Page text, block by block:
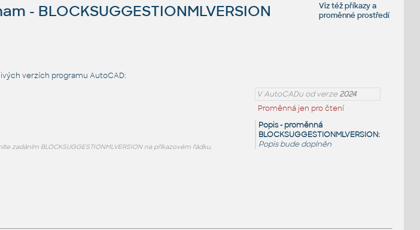
Viz téžpříkazya
proměnné prostředí
- BLOCKSUGGESTIONMLVERSION
verzích programu AutoCAD:
V AutoCADu od verze2024
Proměnná jen pro čtení
Popis - proměnná
BLOCKSUGGESTIONMLVERSION:
Popis bude doplněn
zadáním BLOCKSUGGESTIONMLVERSION na příkazovém řádku.